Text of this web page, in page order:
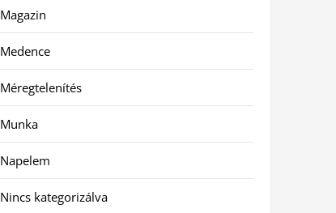
Magazin
Medence
Méregtelenítés
Munka
Napelem
Nincs kategorizálva